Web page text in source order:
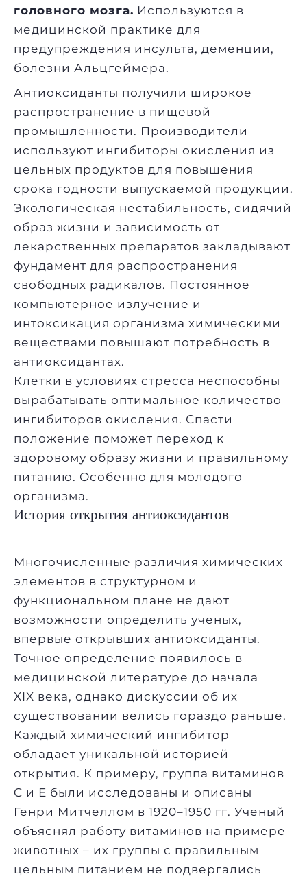
головного мозга. Используются в
медицинской практике для
предупреждения инсульта, деменции,
болезни Альцгеймера.
Антиоксиданты получили широкое
распространение в пищевой
промышленности. Производители
используют ингибиторы окисления из
цельных продуктов для повышения
срока годности выпускаемой продукции.
Экологическая нестабильность, сидячий
образ жизни и зависимость от
лекарственных препаратов закладывают
фундамент для распространения
свободных радикалов. Постоянное
компьютерное излучение и
интоксикация организма химическими
веществами повышают потребность в
антиоксидантах.
Клетки в условиях стресса неспособны
вырабатывать оптимальное количество
ингибиторов окисления. Спасти
положение поможет переход к
здоровому образу жизни и правильному
питанию. Особенно для молодого
организма.
История открытия антиоксидантов
Многочисленные различия химических
элементов в структурном и
функциональном плане не дают
возможности определить ученых,
впервые открывших антиоксиданты.
Точное определение появилось в
медицинской литературе до начала
XIX века, однако дискуссии об их
существовании велись гораздо раньше.
Каждый химический ингибитор
обладает уникальной историей
открытия. К примеру, группа витаминов
C и E были исследованы и описаны
Генри Митчеллом в 1920–1950 гг. Ученый
объяснял работу витаминов на примере
животных – их группы с правильным
цельным питанием не подвергались